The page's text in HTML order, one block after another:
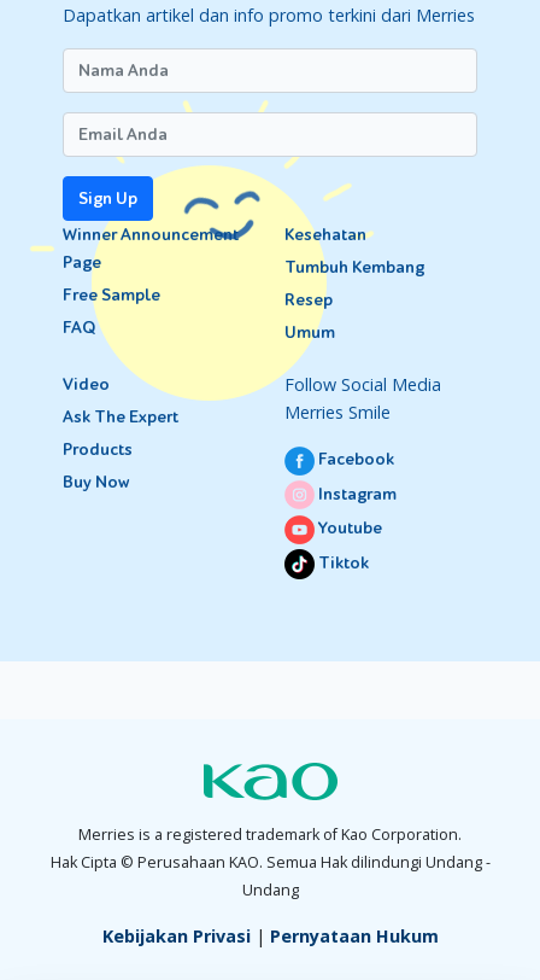
Dapatkan artikel dan info promo terkini dari Merries
Sign Up
Winner Announcement
Page
Free Sample
FAQ
Kesehatan
Tumbuh Kembang
Resep
Umum
Video
Ask The Expert
Products
Buy Now
Follow Social Media
Merries Smile
Facebook
Instagram
Youtube
Tiktok
Merries is a registered trademark of Kao Corporation.
Hak Cipta © Perusahaan KAO. Semua Hak dilindungi Undang -
Undang
Kebijakan Privasi| Pernyataan Hukum